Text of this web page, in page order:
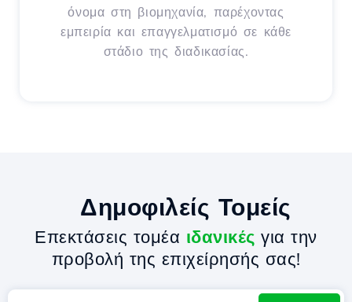
όνομα στη βιομηχανία, παρέχοντας
εμπειρία και επαγγελματισμό σε κάθε
στάδιο της διαδικασίας.
Δημοφιλείς Τομείς
Επεκτάσεις τομέα ιδανικές για την
προβολή της επιχείρησής σας!